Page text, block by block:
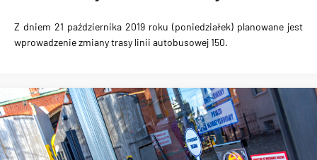
Z dniem 21 października 2019 roku (poniedziałek) planowane jest
wprowadzenie zmiany trasy linii autobusowej 150.